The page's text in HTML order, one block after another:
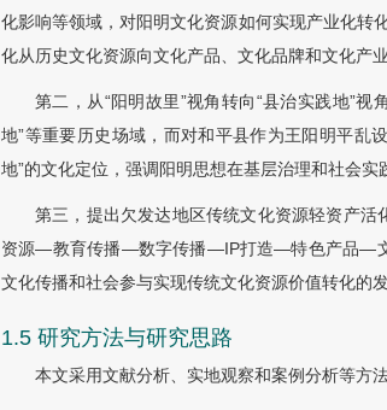
化影响等领域，对阳明文化资源如何实现产业化转
化从历史文化资源向文化产品、文化品牌和文化产
第二，从“阳明故里”视角转向“县治实践地”
地”等重要历史场域，而对和平县作为王阳明平乱
地”的文化定位，强调阳明思想在基层治理和社会
第三，提出欠发达地区传统文化资源轻资产
资源—教育传播—数字传播—IP打造—特色产品—文
文化传播和社会参与实现传统文化资源价值转化的
1.5 研究方法与研究思路
本文采用文献分析、实地观察和案例分析等方法